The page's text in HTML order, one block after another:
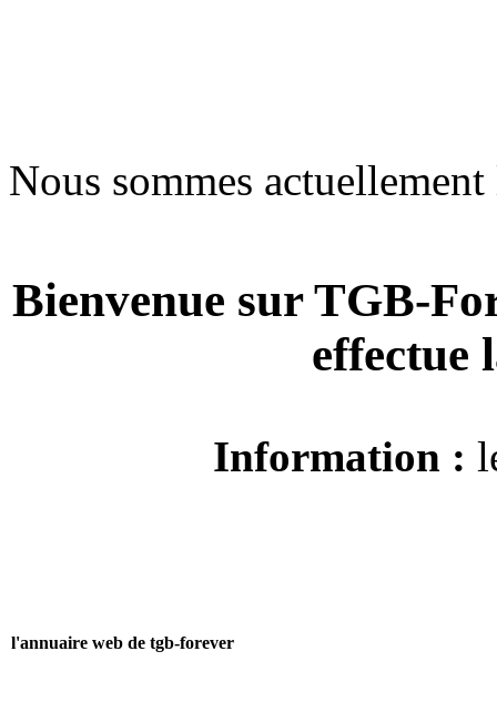
Nous sommes
Bienvenue sur TGB-
Information :
l'annuaire web de tgb-forever